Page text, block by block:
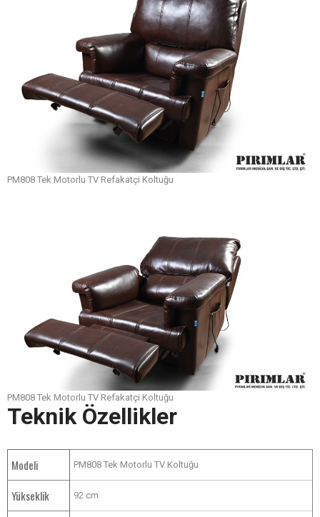
PM808 Tek Motorlu TV Refakatçi Koltuğu
PM808 Tek Motorlu TV Refakatçi Koltuğu
Teknik Özellikler
Modeli PM808 Tek Motorlu TV Koltuğu
Yükseklik 92 cm